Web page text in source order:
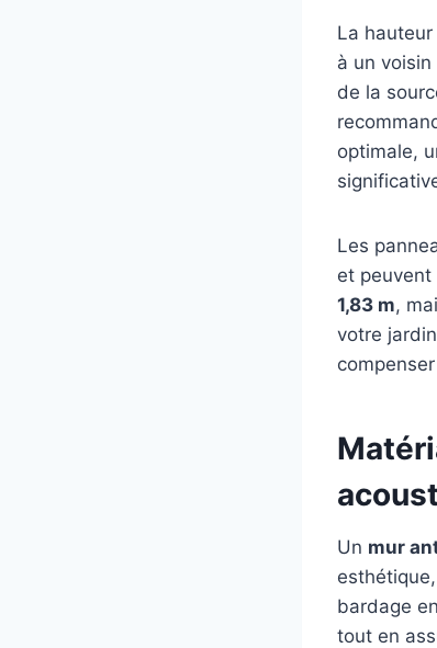
La hauteur
à un
de la
optimale,
Les
et
1,83 m,
votre
Un mur
bardage en
tout en